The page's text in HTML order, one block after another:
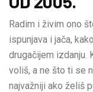
Radim i živim ono
ispunjava i jača,
drugačijem izdanju.
voliš, a ne što ti se
najvažniji ako želiš